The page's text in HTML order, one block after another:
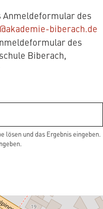
Anmeldeformular des
biberach.de
des
Biberach,
lösen und das Ergebnis eingeben.